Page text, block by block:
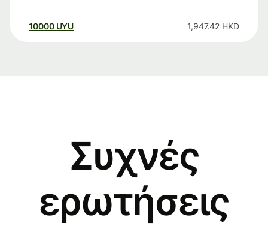
10000 UYU 1,947.42 HKD
Συχνές
ερωτήσεις